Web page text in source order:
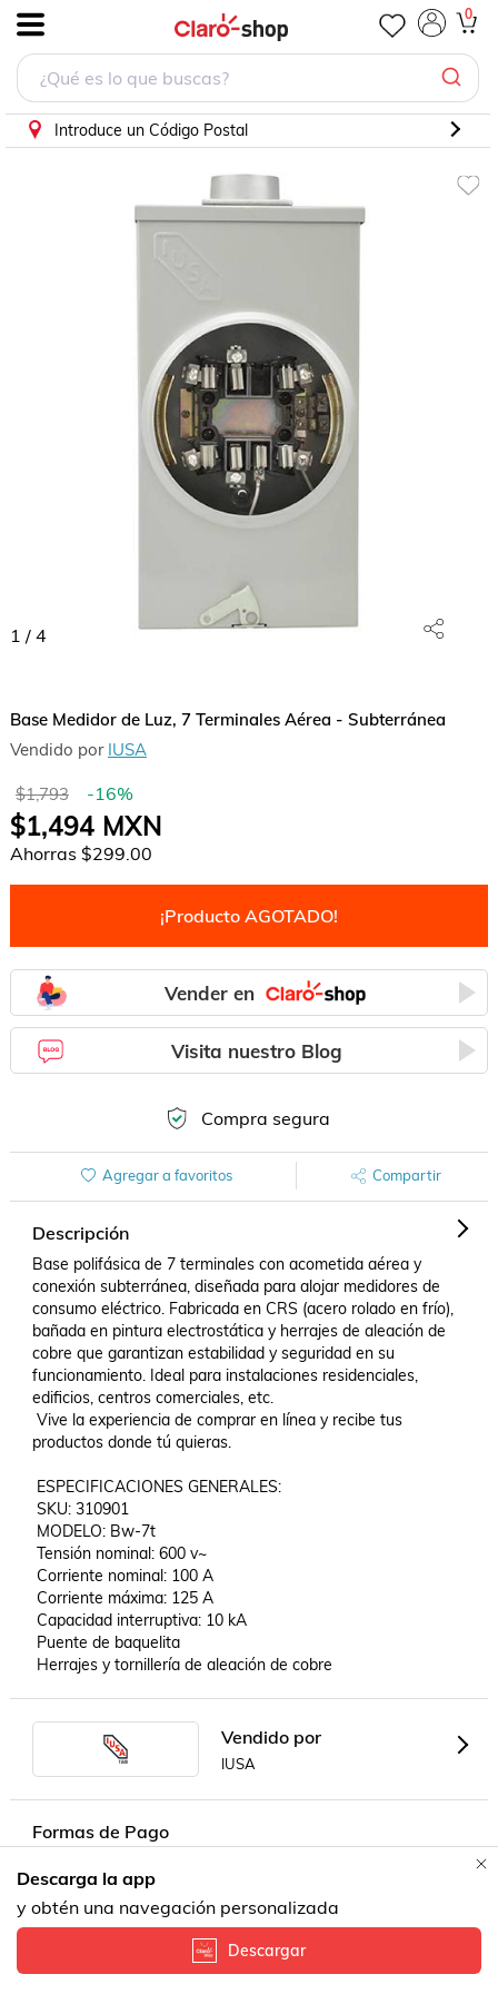
0
Introduce un Código Postal
1 / 4
Base Medidor de Luz, 7 Terminales Aérea - Subterránea
Vendido por IUSA
$1,793 -16%
$1,494MXN
Ahorras $299.00
¡Producto AGOTADO!
Vender en
Visita nuestro Blog
Compra segura
Agregar a favoritos Compartir
Descripción
Base polifásica de 7 terminales con acometida aérea y
conexión subterránea, diseñada para alojar medidores de
consumo eléctrico. Fabricada en CRS (acero rolado en frío),
bañada en pintura electrostática y herrajes de aleación de
cobre que garantizan estabilidad y seguridad en su
funcionamiento. Ideal para instalaciones residenciales,
edificios, centros comerciales, etc.
Vive la experiencia de comprar en línea y recibe tus
productos donde tú quieras.
ESPECIFICACIONES GENERALES:
SKU: 310901
MODELO: Bw-7t
Tensión nominal: 600 v~
Corriente nominal: 100 A
Corriente máxima: 125 A
Capacidad interruptiva: 10 kA
Puente de baquelita
Herrajes y tornillería de aleación de cobre
Vendido por
IUSA
Formas de Pago
Descarga la app
y obtén una navegación personalizada
Descargar
Base Medidor de Luz, 7 Terminales Aérea - Subterránea